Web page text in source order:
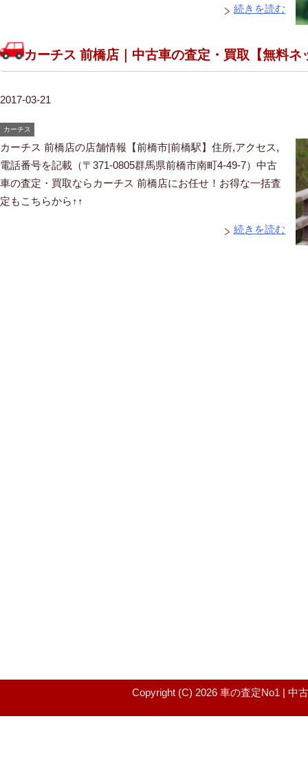
続きを読む
カーチス 前橋店｜中古車の査定・買取【無料ネ
2017-03-21
カーチス
カーチス 前橋店の店舗情報【前橋市|前橋駅】住所,アクセス,
電話番号を記載（〒371-0805群馬県前橋市南町4-49-7）中古
車の査定・買取ならカーチス 前橋店にお任せ！お得な一括査
定もこちらから↑↑
続きを読む
Copyright (C) 2026 車の査定No1 | 中